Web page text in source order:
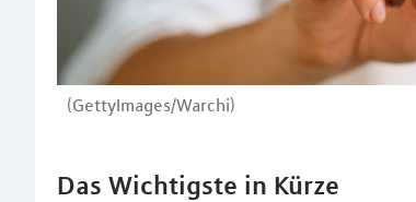
(GettyImages/Warchi)
Das Wichtigste in Kürze